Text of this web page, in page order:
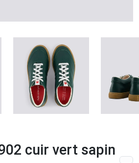
cuir vert sapin